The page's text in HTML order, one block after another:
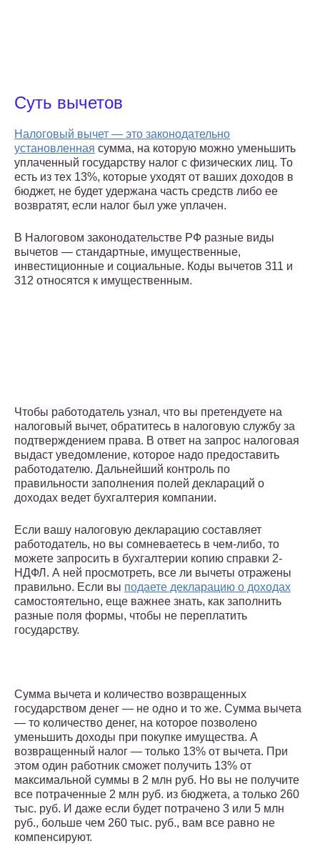
Суть вычетов
Налоговый вычет — это законодательно
установленная сумма, на которую можно уменьшить
уплаченный государству налог с физических лиц. То
есть из тех 13%, которые уходят от ваших доходов в
бюджет, не будет удержана часть средств либо ее
возвратят, если налог был уже уплачен.
В Налоговом законодательстве РФ разные виды
вычетов — стандартные, имущественные,
инвестиционные и социальные. Коды вычетов 311 и
312 относятся к имущественным.
Чтобы работодатель узнал, что вы претендуете на
налоговый вычет, обратитесь в налоговую службу за
подтверждением права. В ответ на запрос налоговая
выдаст уведомление, которое надо предоставить
работодателю. Дальнейший контроль по
правильности заполнения полей деклараций о
доходах ведет бухгалтерия компании.
Если вашу налоговую декларацию составляет
работодатель, но вы сомневаетесь в чем-либо, то
можете запросить в бухгалтерии копию справки 2-
НДФЛ. А ней просмотреть, все ли вычеты отражены
правильно. Если вы подаете декларацию о доходах
самостоятельно, еще важнее знать, как заполнить
разные поля формы, чтобы не переплатить
государству.
Сумма вычета и количество возвращенных
государством денег — не одно и то же. Сумма вычета
— то количество денег, на которое позволено
уменьшить доходы при покупке имущества. А
возвращенный налог — только 13% от вычета. При
этом один работник сможет получить 13% от
максимальной суммы в 2 млн руб. Но вы не получите
все потраченные 2 млн руб. из бюджета, а только 260
тыс. руб. И даже если будет потрачено 3 или 5 млн
руб., больше чем 260 тыс. руб., вам все равно не
компенсируют.